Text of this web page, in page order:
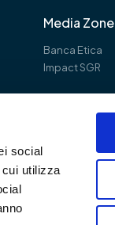
social
utilizza
Media Zone
Banca Etica
Impact SGR